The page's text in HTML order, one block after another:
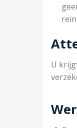
U